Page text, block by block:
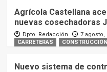
Agrícola Castellana
nuevas cosechadoras
Dpto. Redacción 7 agosto,
CARRETERAS
CONSTRUCCIÓN
Nuevo sistema de